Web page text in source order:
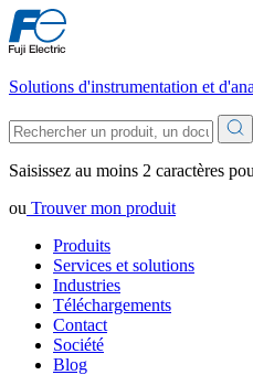
Solutions d'instrumentation et
Saisissez au moins 2 caractères
ou Trouver mon produit
Produits
Services et solutions
Industries
Téléchargements
Contact
Société
Blog